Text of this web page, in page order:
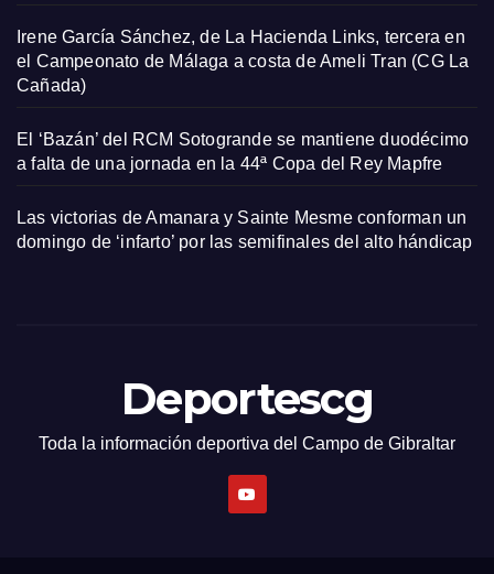
Irene García Sánchez, de La Hacienda Links, tercera en
el Campeonato de Málaga a costa de Ameli Tran (CG La
Cañada)
El ‘Bazán’ del RCM Sotogrande se mantiene duodécimo
a falta de una jornada en la 44ª Copa del Rey Mapfre
Las victorias de Amanara y Sainte Mesme conforman un
domingo de ‘infarto’ por las semifinales del alto hándicap
Deportescg
Toda la información deportiva del Campo de Gibraltar